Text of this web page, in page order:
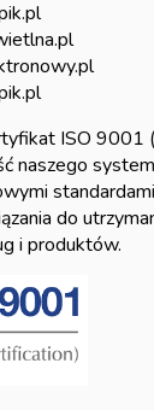
ISO
naszego
do
i produktów.